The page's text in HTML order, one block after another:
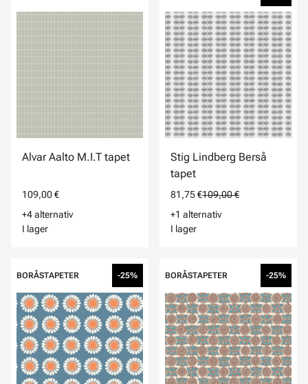
Alvar Aalto M.I.T tapet
109,00 €
+4 alternativ
I lager
Stig Lindberg Berså
tapet
81,75 €109,00 €
+1 alternativ
I lager
BORÅSTAPETER -25% BORÅSTAPETER -25%